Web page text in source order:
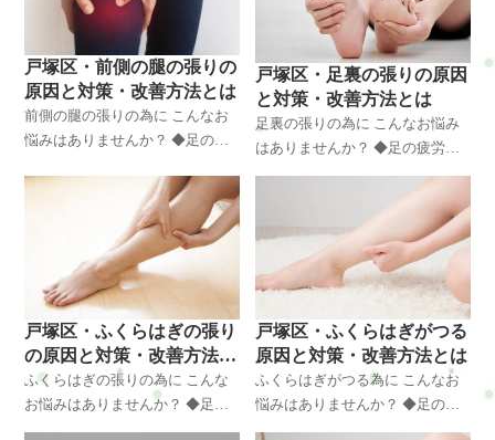
戸塚区・前側の腿の張りの
原因と対策・改善方法とは
前側の腿の張りの為に こんなお
悩みはありませんか？ ◆足の疲
いときがあるので悩んでいる ◆
慢性化しそうで悩んでいる ◆仕
事に支障がでて悩んでいる
戸塚区・足裏の張りの原因
と対策・改善方法とは
足裏の張りの為に こんなお悩み
はありませんか？ ◆足の疲労感
で悩んでいる ◆歩くのも辛いと
きがあるので悩んでいる ◆慢性
化しそうで悩んでいる ◆仕事に
支障がでて悩んでいる ◆生
戸塚区・ふくらはぎの張り
の原因と対策・改善方法と
は
ふくらはぎの張りの為に こんな
お悩みはありませんか？ ◆足の
戸塚区・ふくらはぎがつる
原因と対策・改善方法とは
ふくらはぎがつる為に こんなお
悩みはありませんか？ ◆足の疲